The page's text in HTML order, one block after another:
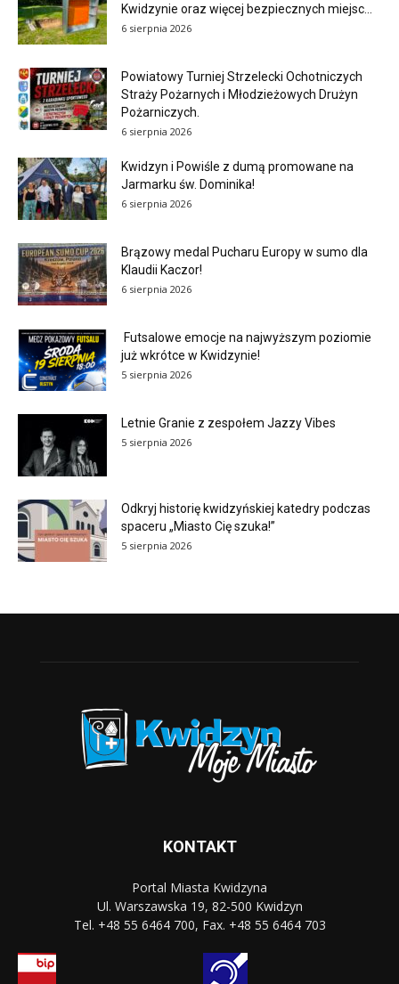
Kwidzynie oraz więcej bezpiecznych miejsc...
6 sierpnia 2026
Powiatowy Turniej Strzelecki Ochotniczych
Straży Pożarnych i Młodzieżowych Drużyn
Pożarniczych.
6 sierpnia 2026
Kwidzyn i Powiśle z dumą promowane na
Jarmarku św. Dominika!
6 sierpnia 2026
Brązowy medal Pucharu Europy w sumo dla
Klaudii Kaczor!
6 sierpnia 2026
Futsalowe emocje na najwyższym poziomie
już wkrótce w Kwidzynie!
5 sierpnia 2026
Letnie Granie z zespołem Jazzy Vibes
5 sierpnia 2026
Odkryj historię kwidzyńskiej katedry podczas
spaceru „Miasto Cię szuka!”
5 sierpnia 2026
KONTAKT
Portal Miasta Kwidzyna
Ul. Warszawska 19, 82-500 Kwidzyn
Tel. +48 55 6464 700, Fax. +48 55 6464 703